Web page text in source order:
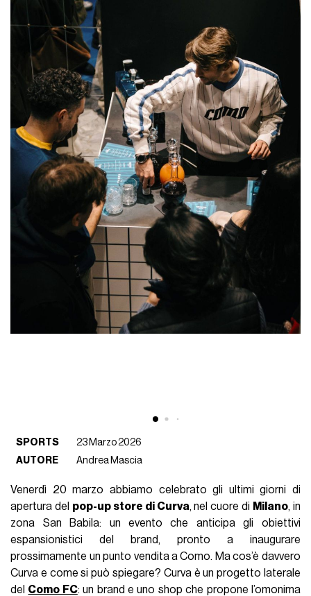
SPORTS
23 Marzo 2026
AUTORE
Andrea Mascia
Venerdì 20 marzo abbiamo celebrato gli ultimi giorni di
apertura del pop-up store di Curva, nel cuore di Milano, in
zona San Babila: un evento che anticipa gli obiettivi
espansionistici del brand, pronto a inaugurare
prossimamente un punto vendita a Como. Ma cos’è davvero
Curva e come si può spiegare? Curva è un progetto laterale
del Como FC: un brand e uno shop che propone l’omonima